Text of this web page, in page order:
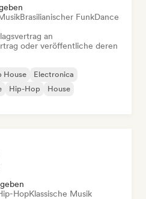
Brasilianischer FunkDance
an
oder veröffentliche deren
House
Electronica
Hip-Hop
House
HopKlassische Musik